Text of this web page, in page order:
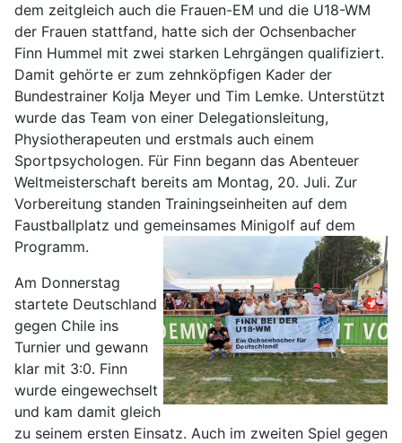
dem zeitgleich auch die Frauen-EM und die U18-WM
der Frauen stattfand, hatte sich der Ochsenbacher
Finn Hummel mit zwei starken Lehrgängen qualifiziert.
Damit gehörte er zum zehnköpfigen Kader der
Bundestrainer Kolja Meyer und Tim Lemke. Unterstützt
wurde das Team von einer Delegationsleitung,
Physiotherapeuten und erstmals auch einem
Sportpsychologen. Für Finn begann das Abenteuer
Weltmeisterschaft bereits am Montag, 20. Juli. Zur
Vorbereitung standen Trainingseinheiten auf dem
Faustballplatz und gemeinsames Minigolf auf dem
Programm.
Am Donnerstag
startete Deutschland
gegen Chile ins
Turnier und gewann
klar mit 3:0. Finn
wurde eingewechselt
und kam damit gleich
zu seinem ersten Einsatz. Auch im zweiten Spiel gegen